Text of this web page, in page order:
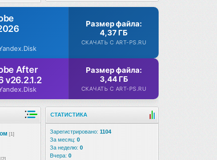
Размер файла:
4,37 ГБ
СКАЧАТЬ С ART-PS.RU
After
v26.2.1.2
Размер файла:
3,44 ГБ
СКАЧАТЬ С ART-PS.RU
[1]
[2]
СТАТИСТИКА
Зарегистрировано: 1104
За месяц: 0
За неделю: 0
Вчера: 0